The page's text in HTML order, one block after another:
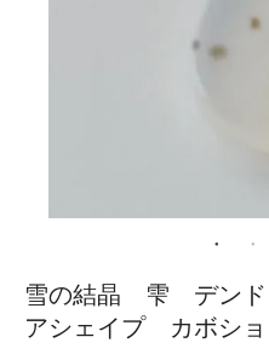
雪の結晶 雫 デンド
アシェイプ カボシ